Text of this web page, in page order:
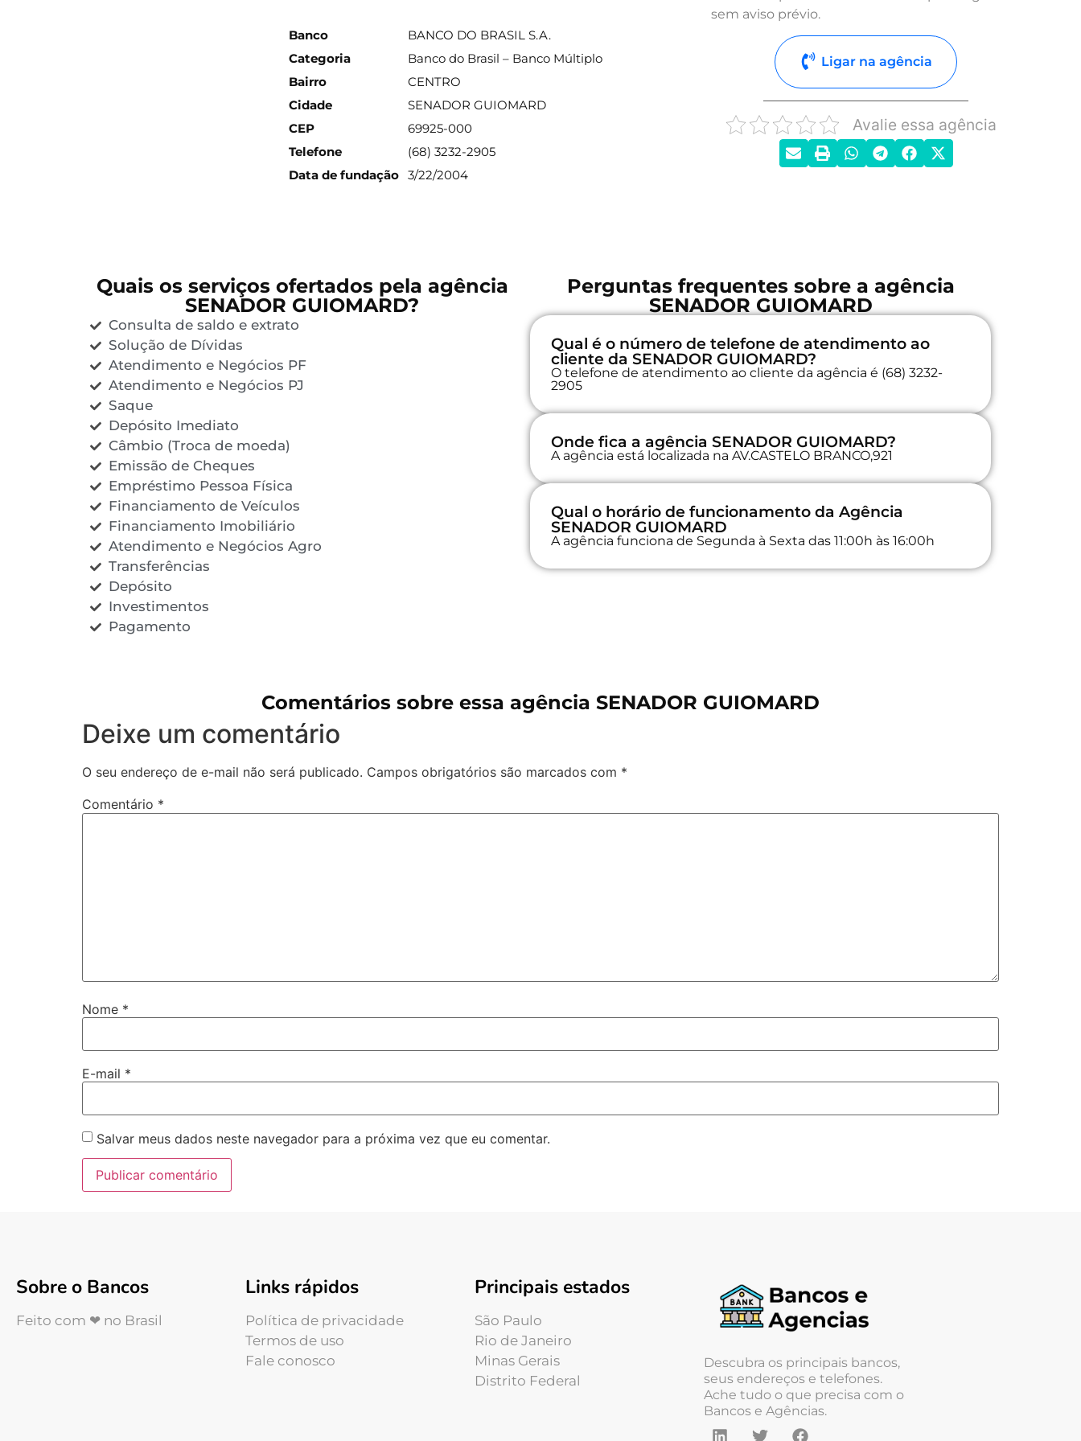
Banco
BANCO DO BRASIL S.A.
Categoria
Banco do Brasil – Banco Múltiplo
Bairro
CENTRO
Cidade
SENADOR GUIOMARD
CEP
69925-000
Telefone
(68) 3232-2905
Data de fundação 3/22/2004
sem aviso prévio.
Ligar na agência
Avalie essa agência
Quais os serviços ofertados pela agência
SENADOR GUIOMARD?
Consulta de saldo e extrato
Solução de Dívidas
Atendimento e Negócios PF
Atendimento e Negócios PJ
Saque
Depósito Imediato
Câmbio (Troca de moeda)
Emissão de Cheques
Empréstimo Pessoa Física
Financiamento de Veículos
Financiamento Imobiliário
Atendimento e Negócios Agro
Transferências
Depósito
Investimentos
Pagamento
Perguntas frequentes sobre a agência
SENADOR GUIOMARD
Qual é o número de telefone de atendimento ao
cliente da SENADOR GUIOMARD?
O telefone de atendimento ao cliente da agência é (68) 3232-
2905
Onde fica a agência SENADOR GUIOMARD?
A agência está localizada na AV.CASTELO BRANCO,921
Qual o horário de funcionamento da Agência
SENADOR GUIOMARD
A agência funciona de Segunda à Sexta das 11:00h às 16:00h
Comentários sobre essa agência SENADOR GUIOMARD
Deixe um comentário
O seu endereço de e-mail não será publicado. Campos obrigatórios são marcados com *
Comentário *
Nome *
E-mail *
Salvar meus dados neste navegador para a próxima vez que eu comentar.
Sobre o Bancos
Feito com ❤ no Brasil
Links rápidos
Política de privacidade
Termos de uso
Fale conosco
Principais estados
São Paulo
Rio de Janeiro
Minas Gerais
Distrito Federal
Descubra os principais bancos,
seus endereços e telefones.
Ache tudo o que precisa com o
Bancos e Agências.